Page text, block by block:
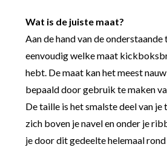
Wat is de juiste maat?
Aan de hand van de
eenvoudig welke maat
hebt. De maat kan het meest
bepaald door gebruik te maken
De taille is het smalste deel van
zich boven je navel en onder je
je door dit gedeelte helemaal